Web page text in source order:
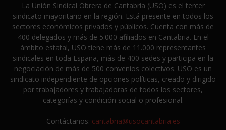
La Unión Sindical Obrera de Cantabria (USO) es el tercer
sindicato mayoritario en la región. Está presente en todos los
sectores económicos privados y públicos. Cuenta con más de
400 delegados y más de 5.000 afiliados en Cantabria. En el
ámbito estatal, USO tiene más de 11.000 representantes
sindicales en toda España, más de 400 sedes y participa en la
negociación de más de 500 convenios colectivos. USO es un
sindicato independiente de opciones políticas, creado y dirigido
por trabajadores y trabajadoras de todos los sectores,
categorías y condición social o profesional.
Contáctanos: cantabria@usocantabria.es